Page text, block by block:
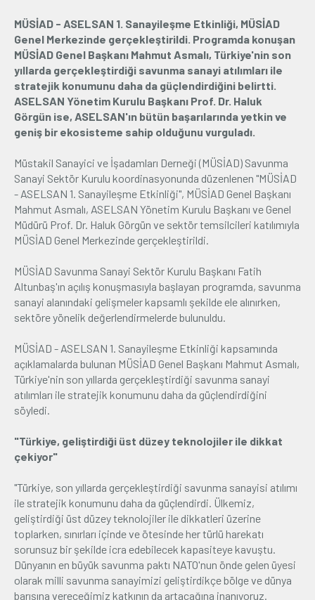
Üyelik
E-İşlemler
İletişim Hakkımızda Galeri
MÜSİAD - ASELSAN 1. Sanayileşme Etkinliği, MÜSİAD
Genel Merkezinde gerçekleştirildi. Programda konuşan
MÜSİAD Genel Başkanı Mahmut Asmalı, Türkiye'nin son
yıllarda gerçekleştirdiği savunma sanayi atılımları ile
stratejik konumunu daha da güçlendirdiğini belirtti.
ASELSAN Yönetim Kurulu Başkanı Prof. Dr. Haluk
Görgün ise, ASELSAN'ın bütün başarılarında yetkin ve
geniş bir ekosisteme sahip olduğunu vurguladı.
Müstakil Sanayici ve İşadamları Derneği (MÜSİAD) Savunma
Sanayi Sektör Kurulu koordinasyonunda düzenlenen "MÜSİAD
- ASELSAN 1. Sanayileşme Etkinliği", MÜSİAD Genel Başkanı
Mahmut Asmalı, ASELSAN Yönetim Kurulu Başkanı ve Genel
Müdürü Prof. Dr. Haluk Görgün ve sektör temsilcileri katılımıyla
MÜSİAD Genel Merkezinde gerçekleştirildi.
MÜSİAD Savunma Sanayi Sektör Kurulu Başkanı Fatih
Altunbaş'ın açılış konuşmasıyla başlayan programda, savunma
sanayi alanındaki gelişmeler kapsamlı şekilde ele alınırken,
sektöre yönelik değerlendirmelerde bulunuldu.
MÜSİAD - ASELSAN 1. Sanayileşme Etkinliği kapsamında
açıklamalarda bulunan MÜSİAD Genel Başkanı Mahmut Asmalı,
Türkiye'nin son yıllarda gerçekleştirdiği savunma sanayi
atılımları ile stratejik konumunu daha da güçlendirdiğini
söyledi.
"Türkiye, geliştirdiği üst düzey teknolojiler ile dikkat
çekiyor"
"Türkiye, son yıllarda gerçekleştirdiği savunma sanayisi atılımı
ile stratejik konumunu daha da güçlendirdi. Ülkemiz,
geliştirdiği üst düzey teknolojiler ile dikkatleri üzerine
toplarken, sınırları içinde ve ötesinde her türlü harekatı
sorunsuz bir şekilde icra edebilecek kapasiteye kavuştu.
Dünyanın en büyük savunma paktı NATO'nun önde gelen üyesi
olarak milli savunma sanayimizi geliştirdikçe bölge ve dünya
barışına vereceğimiz katkının da artacağına inanıyoruz.